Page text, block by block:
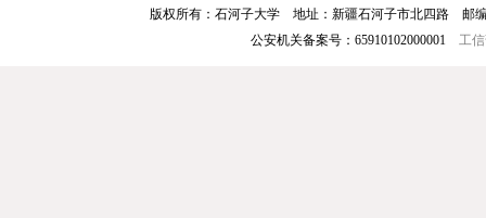
版权所有：石河子大学 地址：新疆石河子市北四路 邮
公安机关备案号：65910102000001 工